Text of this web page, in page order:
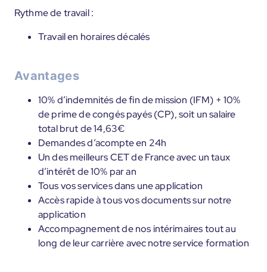
Rythme de travail :
Travail en horaires décalés
Avantages
10% d’indemnités de fin de mission (IFM) + 10%
de prime de congés payés (CP), soit un salaire
total brut de 14,63€
Demandes d’acompte en 24h
Un des meilleurs CET de France avec un taux
d’intérêt de 10% par an
Tous vos services dans une application
Accès rapide à tous vos documents sur notre
application
Accompagnement de nos intérimaires tout au
long de leur carrière avec notre service formation